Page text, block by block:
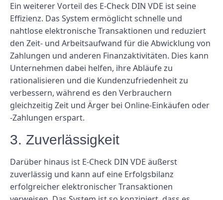
Ein weiterer Vorteil des E-Check DIN VDE ist seine
Effizienz. Das System ermöglicht schnelle und
nahtlose elektronische Transaktionen und reduziert
den Zeit- und Arbeitsaufwand für die Abwicklung von
Zahlungen und anderen Finanzaktivitäten. Dies kann
Unternehmen dabei helfen, ihre Abläufe zu
rationalisieren und die Kundenzufriedenheit zu
verbessern, während es den Verbrauchern
gleichzeitig Zeit und Ärger bei Online-Einkäufen oder
-Zahlungen erspart.
3. Zuverlässigkeit
Darüber hinaus ist E-Check DIN VDE äußerst
zuverlässig und kann auf eine Erfolgsbilanz
erfolgreicher elektronischer Transaktionen